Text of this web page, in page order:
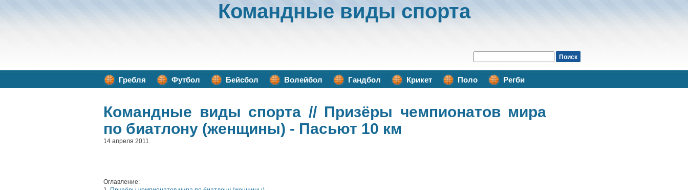
Командные виды спорта
Гребля Футбол Бейсбол Волейбол Гандбол Крикет Поло Регби
Командные виды спорта // Призёры чемпионатов мира
по биатлону (женщины) - Пасьют 10 км
14 апреля 2011
Оглавление: